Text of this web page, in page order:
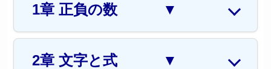
1章 正負の数 ▼
2章 文字と式 ▼